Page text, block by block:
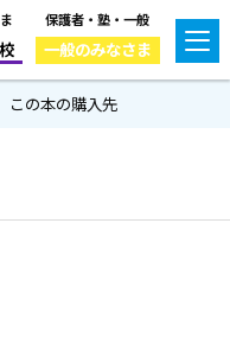
保護者・塾・一般
一般のみなさま
この本の購入先